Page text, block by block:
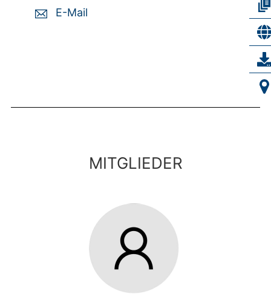
E-Mail
MITGLIEDER